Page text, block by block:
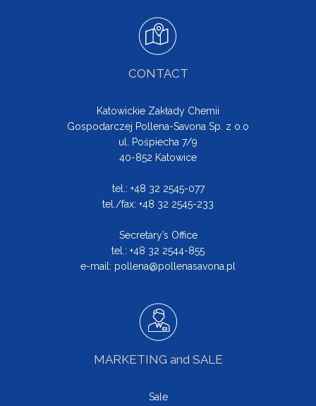
CONTACT
Katowickie Zakłady Chemii
Gospodarczej Pollena-Savona Sp. z o.o
ul. Pośpiecha 7/9
40-852 Katowice
tel.: +48 32 2545-077
tel./fax: +48 32 2545-233
Secretary’s Office
tel.: +48 32 2544-855
e-mail: pollena@pollenasavona.pl
MARKETING and SALE
Sale